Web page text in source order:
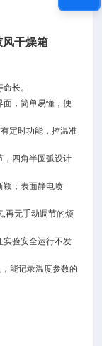
干燥箱
长。
面，简单易懂，便
定时功能，控温准
，四角半圆弧设计
颖；表面静电喷
,再无手动调节的烦
实验安全运行不发
能记录温度参数的